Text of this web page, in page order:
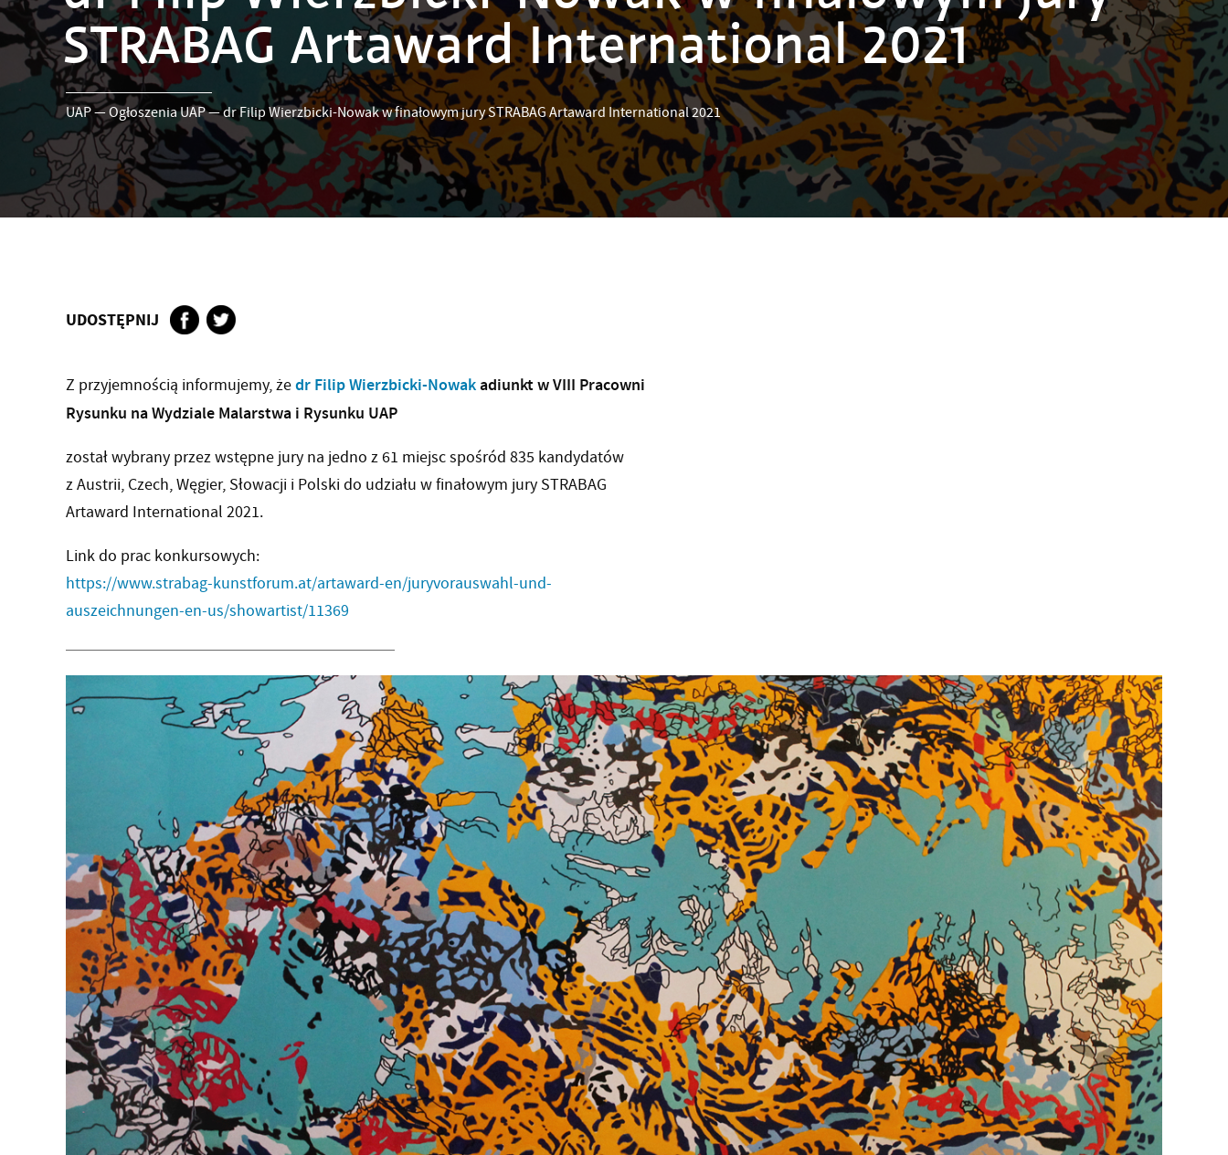
STRABAG Artaward International 2021
UAP—Ogłoszenia UAP—dr Filip Wierzbicki-Nowak w finałowym jury STRABAG Artaward International 2021
UDOSTĘPNIJ
Z przyjemnością informujemy, żedr Filip Wierzbicki-Nowakadiunkt w VIII Pracowni
Rysunku na Wydziale Malarstwa i Rysunku UAP
został wybrany przez wstępne jury na jedno z 61 miejsc spośród 835 kandydatów
z Austrii, Czech, Węgier, Słowacji i Polski do udziału w finałowym jury STRABAG
Artaward International 2021.
Link do prac konkursowych:
https://www.strabag-kunstforum.at/artaward-en/juryvorauswahl-und-
auszeichnungen-en-us/showartist/11369